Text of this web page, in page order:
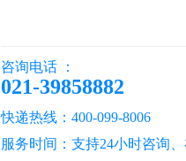
咨询电话 ：
021-39858882
快递热线：400-099-8006
服务时间：支持24小时咨询